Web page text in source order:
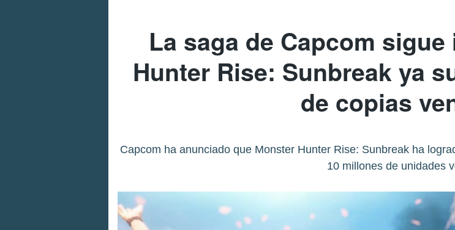
La saga de Capcom
Hunter Rise: Sunbreak ya
de copias
Capcom ha anunciado que Monster Hunter Rise: Sunbreak ha
10 millones de unidades